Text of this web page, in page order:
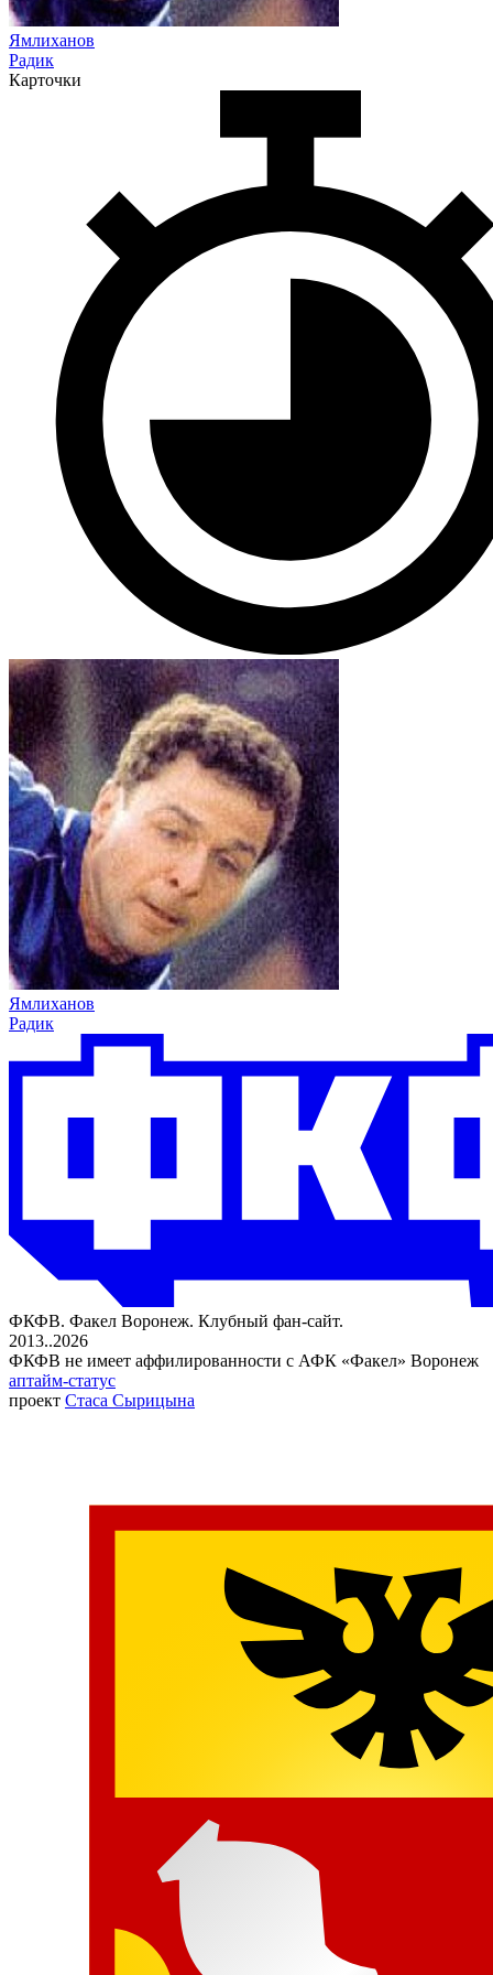
Ямлиханов
Радик
Карточки
Ямлиханов
Радик
ФКФВ. Факел Воронеж. Клубный фан-сайт.
2013..2026
ФКФВ не имеет аффилированности с АФК «Факел» Воронеж
аптайм-статус
проект Стаса Сырицына